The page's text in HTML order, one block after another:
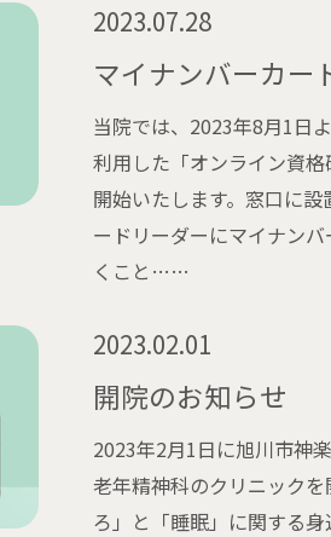
2023.07.28
マイナンバーカー
当院では、2023年8月1日
利用した「オンライン資
開始いたします。窓口に
ードリーダーにマイナン
くこと……
2023.02.01
開院のお知らせ
2023年2月1日に旭川市神
老年精神科のクリニック
ろ」と「睡眠」に関する